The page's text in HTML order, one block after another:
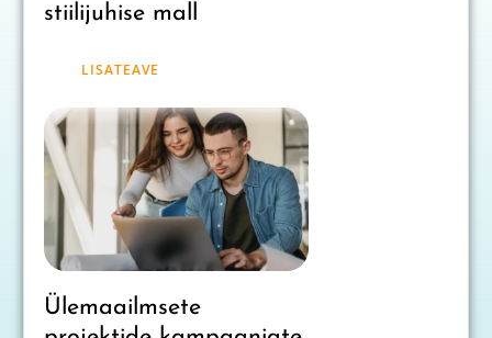
stiilijuhise mall
LISATEAVE
Ülemaailmsete